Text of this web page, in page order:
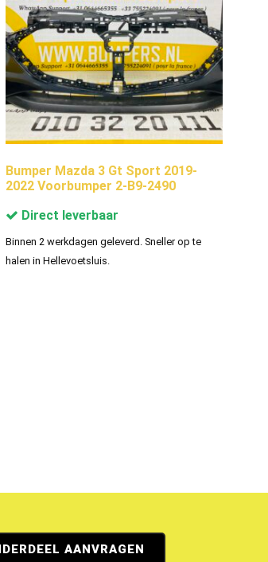
Bumper Mazda 3 Gt Sport 2019-
2022 Voorbumper 2-B9-2490
Direct leverbaar
Binnen 2 werkdagen geleverd. Sneller op te
halen in Hellevoetsluis.
AANVRAGEN